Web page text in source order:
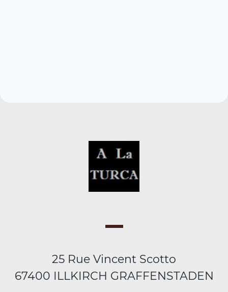
25 Rue Vincent Scotto
67400 ILLKIRCH GRAFFENSTADEN